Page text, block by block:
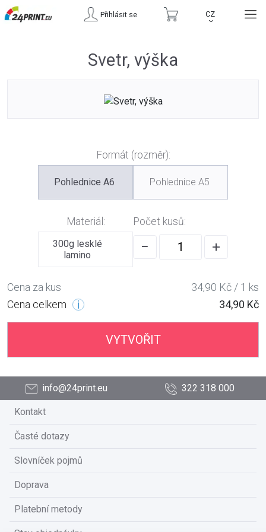
Přihlásit se CZ
›
Svetr, výška
Formát (rozměr):
Pohlednice A6 Pohlednice A5
Materiál:
300g lesklé
lamino
Počet kusů:
− +
Cena za kus
34,90 Kč / 1 ks
Cena celkem
34,90 Kč
VYTVOŘIT
info@24print.eu 322 318 000
Kontakt
Časté dotazy
Slovníček pojmů
Doprava
Platební metody